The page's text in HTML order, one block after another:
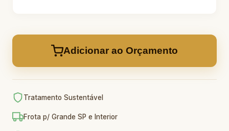
Adicionar ao Orçamento
Tratamento Sustentável
Frota p/ Grande SP e Interior